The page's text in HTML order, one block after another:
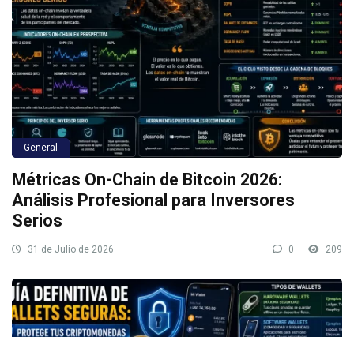
General
Métricas On-Chain de Bitcoin 2026:
Análisis Profesional para Inversores
Serios
31 de Julio de 2026 0 209